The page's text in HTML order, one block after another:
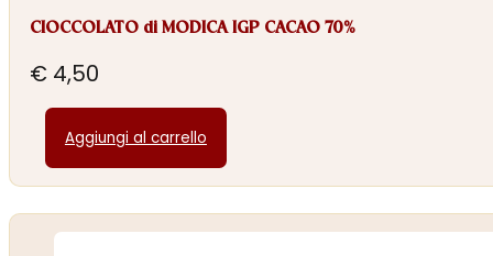
CIOCCOLATO di MODICA IGP CACAO 70%
€ 4,50
Aggiungi al carrello